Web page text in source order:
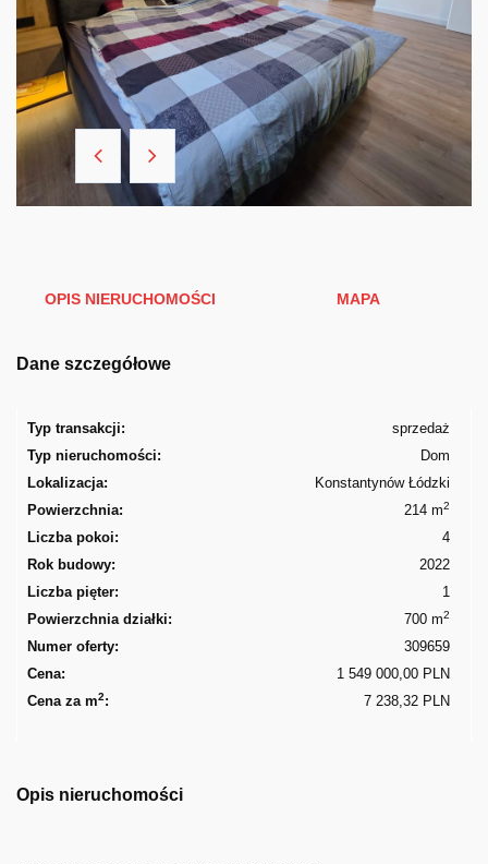
OPIS NIERUCHOMOŚCI MAPA
Dane szczegółowe
Typ transakcji:
sprzedaż
Typ nieruchomości:
Dom
Lokalizacja:
Konstantynów Łódzki
Powierzchnia:
214 m2
Liczba pokoi:
4
Rok budowy:
2022
Liczba pięter:
1
Powierzchnia działki:
700 m2
Numer oferty:
309659
Cena:
1 549 000,00 PLN
Cena za m2: 7 238,32 PLN
Opis nieruchomości